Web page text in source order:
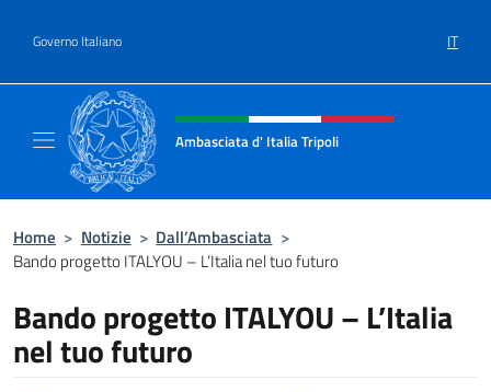
Governo Italiano IT
Intestazione sito, social e menù
Ambasciata d' Italia Tripoli
Home > Notizie > Dall’Ambasciata >
Bando progetto ITALYOU – L’Italia nel tuo futuro
Bando progetto ITALYOU – L’Italia
nel tuo futuro